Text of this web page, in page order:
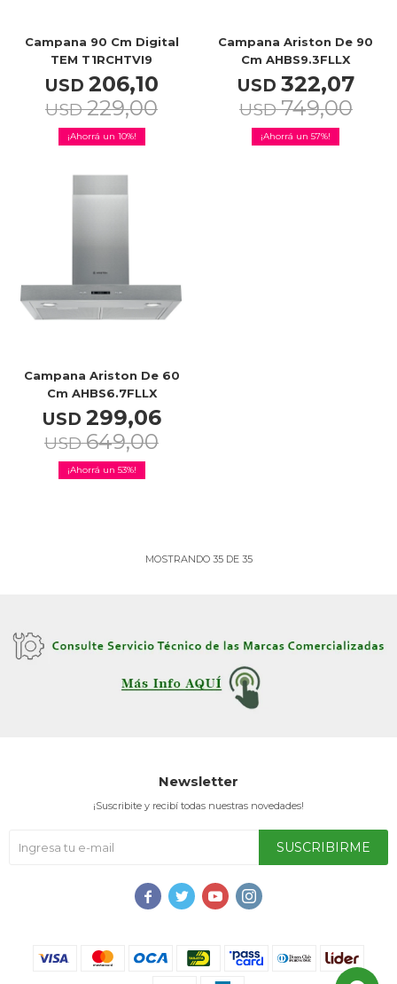
Campana 90 Cm Digital
TEM T1RCHTVI9
USD 206,10
USD 229,00
10
Campana Ariston De 90
Cm AHBS9.3FLLX
USD 322,07
USD 749,00
57
Campana Ariston De 60
Cm AHBS6.7FLLX
USD 299,06
USD 649,00
53
MOSTRANDO 35DE 35
Newsletter
¡Suscribite y recibí todas nuestras novedades!
SUSCRIBIRME
   